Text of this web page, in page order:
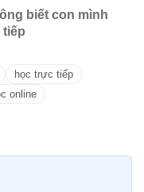
biết con mình
học trực tiếp
online